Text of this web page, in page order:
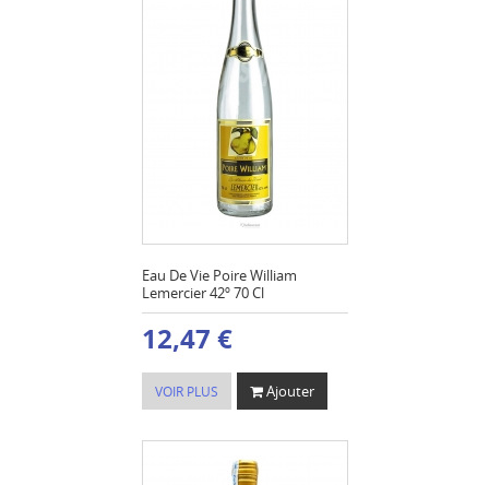
Eau De Vie Poire William
Lemercier 42º 70 Cl
12,47 €
VOIR PLUS Ajouter